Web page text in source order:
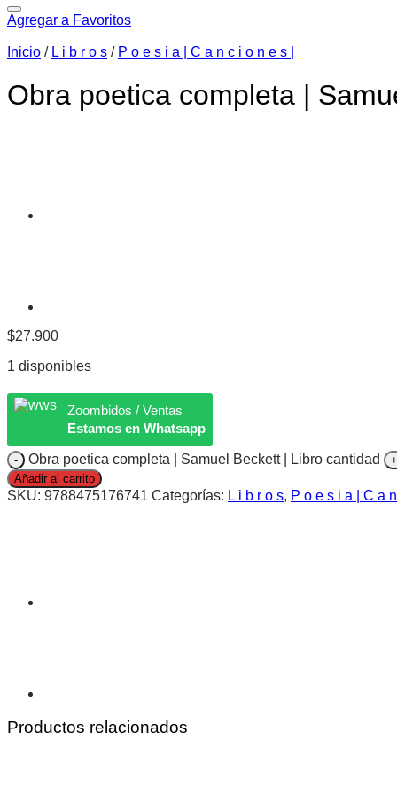
Agregar a Favoritos
Inicio / L i b r o s / P o e s i a | C a n c i o n e s |
Obra poetica completa |
$27.900
1 disponibles
Zoombidos / Ventas
Estamos en Whatsapp
Obra poetica completa | Samuel Beckett | Libro cantidad
Añadir al carrito
SKU: 9788475176741 Categorías: L i b r o s, P o e s i a | C a n
Productos relacionados